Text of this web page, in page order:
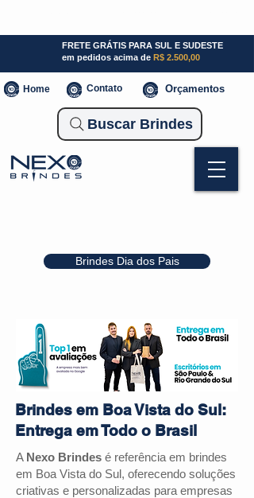
Brindes Dia dos Pais
FRETE GRÁTIS PARA SUL E SUDESTE
em pedidos acima de R$ 2.500,00
Home Contato Orçamentos
Buscar Brindes
Brindes em Boa Vista do Sul:
Entrega em Todo o Brasil
A Nexo Brindes é referência em brindes
em Boa Vista do Sul, oferecendo soluções
criativas e personalizadas para empresas